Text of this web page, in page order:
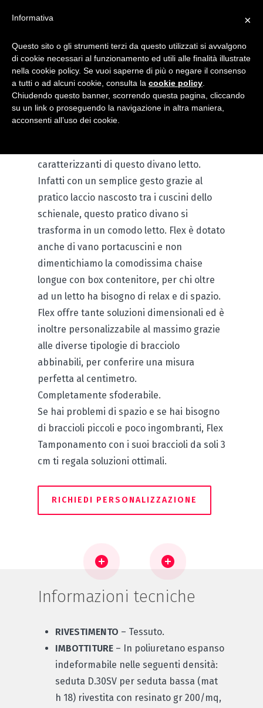
Flex
Tamponamento
caratterizzanti di questo divano letto.
Infatti con un semplice gesto grazie al
pratico laccio nascosto tra i cuscini dello
schienale, questo pratico divano si
trasforma in un comodo letto. Flex è dotato
anche di vano portacuscini e non
dimentichiamo la comodissima chaise
longue con box contenitore, per chi oltre
ad un letto ha bisogno di relax e di spazio.
Flex offre tante soluzioni dimensionali ed è
inoltre personalizzabile al massimo grazie
alle diverse tipologie di bracciolo
abbinabili, per conferire una misura
perfetta al centimetro.
Completamente sfoderabile.
Se hai problemi di spazio e se hai bisogno
di braccioli piccoli e poco ingombranti, Flex
Tamponamento con i suoi braccioli da soli 3
cm ti regala soluzioni ottimali.
RICHIEDI PERSONALIZZAZIONE
Informazioni tecniche
RIVESTIMENTO – Tessuto.
IMBOTTITURE – In poliuretano espanso
indeformabile nelle seguenti densità:
seduta D.30SV per seduta bassa (mat
h 18) rivestita con resinato gr 200/mq,
×
Informativa
Questo sito o gli strumenti terzi da questo utilizzati si avvalgono
di cookie necessari al funzionamento ed utili alle finalità illustrate
nella cookie policy. Se vuoi saperne di più o negare il consenso
a tutti o ad alcuni cookie, consulta la cookie policy
Chiudendo questo banner, scorrendo questa pagina, cliccando
su un link o proseguendo la navigazione in altra maniera,
acconsenti all’uso dei cookie.